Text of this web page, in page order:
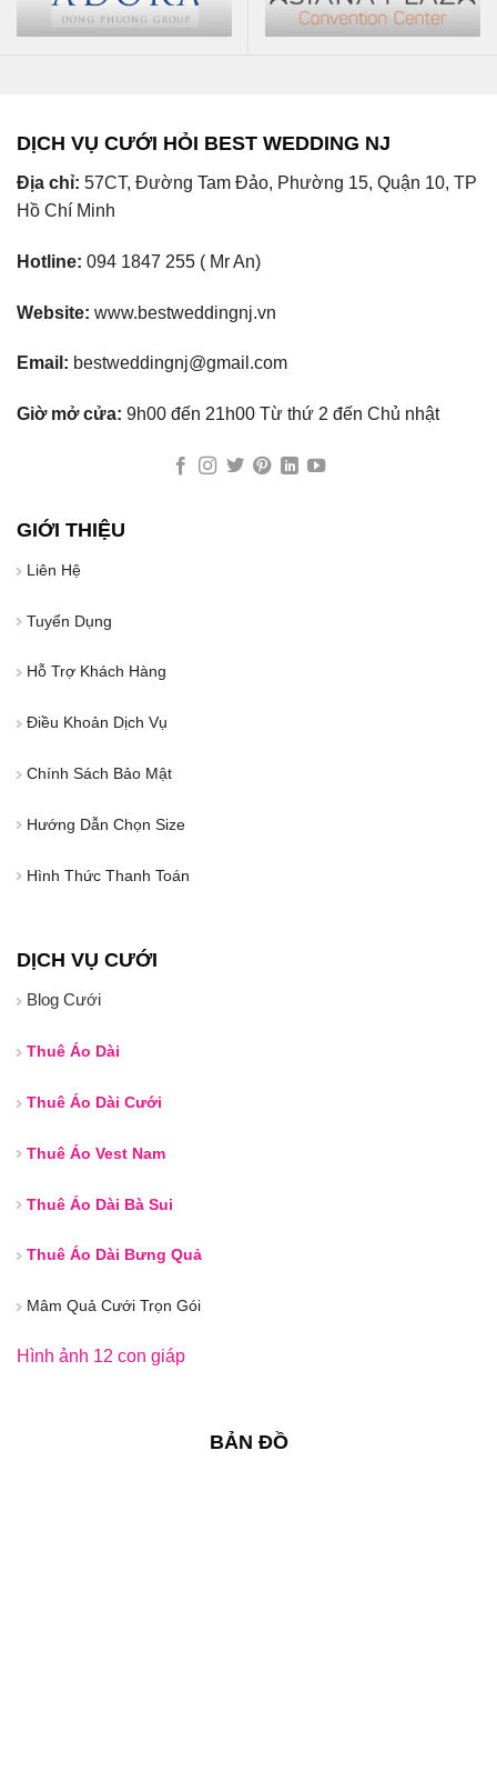
DỊCH VỤ CƯỚI HỎI BEST WEDDING NJ
Địa chỉ: 57CT, Đường Tam Đảo, Phường 15, Quận 10, TP
Hồ Chí Minh
Hotline: 094 1847 255 ( Mr An)
Website: www.bestweddingnj.vn
Email: bestweddingnj@gmail.com
Giờ mở cửa: 9h00 đến 21h00 Từ thứ 2 đến Chủ nhật
GIỚI THIỆU
Liên Hệ
Tuyển Dụng
Hỗ Trợ Khách Hàng
Điều Khoản Dịch Vụ
Chính Sách Bảo Mật
Hướng Dẫn Chọn Size
Hình Thức Thanh Toán
DỊCH VỤ CƯỚI
Blog Cưới
Thuê Áo Dài
Thuê Áo Dài Cưới
Thuê Áo Vest Nam
Thuê Áo Dài Bà Sui
Thuê Áo Dài Bưng Quả
Mâm Quả Cưới Trọn Gói
Hình ảnh 12 con giáp
BẢN ĐỒ